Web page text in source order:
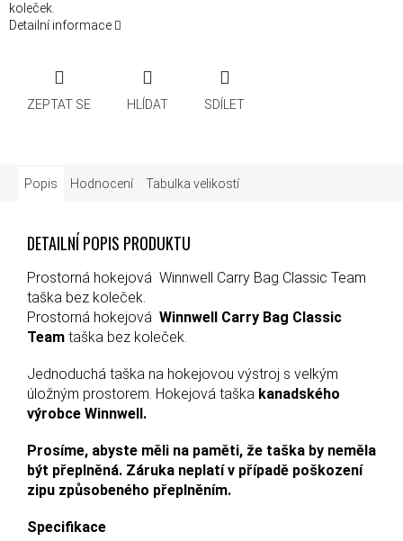
koleček.
Detailní informace
ZEPTAT SE HLÍDAT SDÍLET
Popis Hodnocení Tabulka velikostí
DETAILNÍ POPIS PRODUKTU
Prostorná hokejová Winnwell Carry Bag Classic Team
taška bez koleček.
Prostorná hokejová Winnwell Carry Bag Classic
Team taška bez koleček.
Jednoduchá taška na hokejovou výstroj s velkým
úložným prostorem. Hokejová taška kanadského
výrobce Winnwell.
Prosíme, abyste měli na paměti, že taška by neměla
být přeplněná. Záruka neplatí v případě poškození
zipu způsobeného přeplněním.
Specifikace